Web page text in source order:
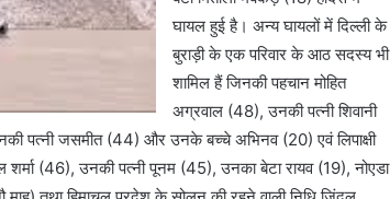
घायल हुई है। अन्य घायलों में दिल्ली के
बुराड़ी के एक परिवार के आठ सदस्य भी
शामिल हैं जिनकी पहचान मोहित
अग्रवाल (48), उनकी पत्नी शिवानी
पत्नी जसमीत (44) और उनके बच्चे अभिनव (20) एवं लिपाक्षी
शर्मा (46), उनकी पत्नी पूनम (45), उनका बेटा रायव (19), नोएडा